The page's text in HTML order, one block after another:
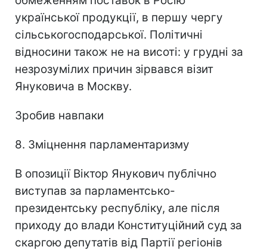
української продукції, в першу чергу
сільськогосподарської. Політичні
відносини також не на висоті: у грудні за
незрозумілих причин зірвався візит
Януковича в Москву.
Зробив навпаки
8. Зміцнення парламентаризму
В опозиції Віктор Янукович публічно
виступав за парламентсько-
президентську республіку, але після
приходу до влади Конституційний суд за
скаргою депутатів від Партії регіонів